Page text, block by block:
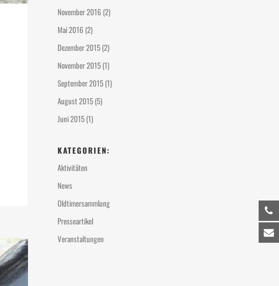
November 2016 (2)
Mai 2016 (2)
Dezember 2015(2)
November 2015(1)
September 2015(1)
August 2015(5)
Juni 2015(1)
KATEGORIEN:
Aktivitäten
News
Oldtimersammlung
Presseartikel
Veranstaltungen